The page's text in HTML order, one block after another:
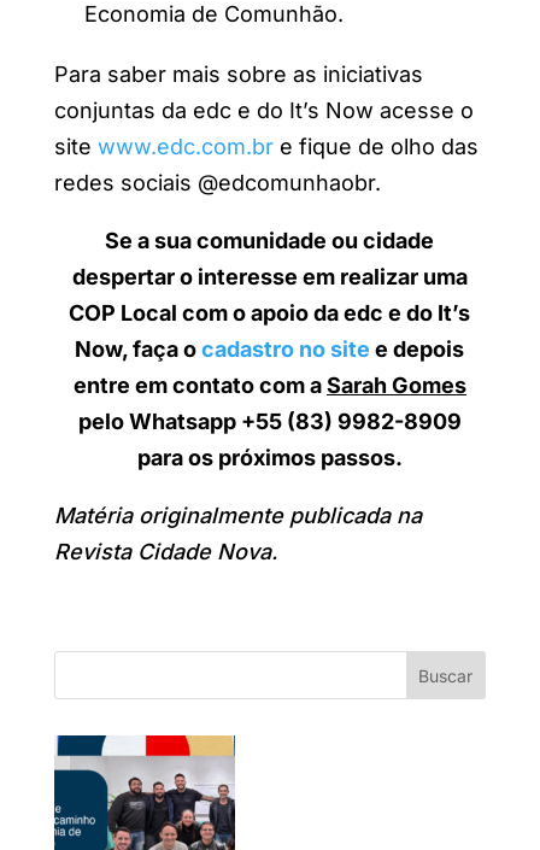
Economia de Comunhão.
Para saber mais sobre as iniciativas
conjuntas da edc e do It’s Now acesse o
site www.edc.com.bre fique de olho das
redes sociais @edcomunhaobr.
Se a sua comunidade ou cidade
despertar o interesse em realizar uma
COP Local com o apoio da edc e do It’s
Now, faça ocadastro no site e depois
entre em contato com aSarah Gomes
pelo Whatsapp +55 (83) 9982-8909
para os próximos passos.
Matéria originalmente publicada na
Revista Cidade Nova.
Buscar